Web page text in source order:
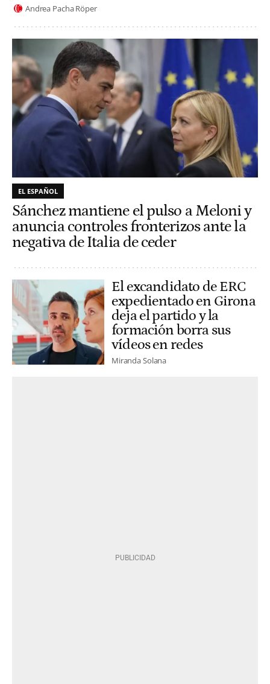
Andrea Pacha Röper
EL ESPAÑOL
Sánchez mantiene el pulso a Meloni y
anuncia controles fronterizos ante la
negativa de Italia de ceder
El excandidato de ERC
expedientado en Girona
deja el partido y la
formación borra sus
vídeos en redes
Miranda Solana